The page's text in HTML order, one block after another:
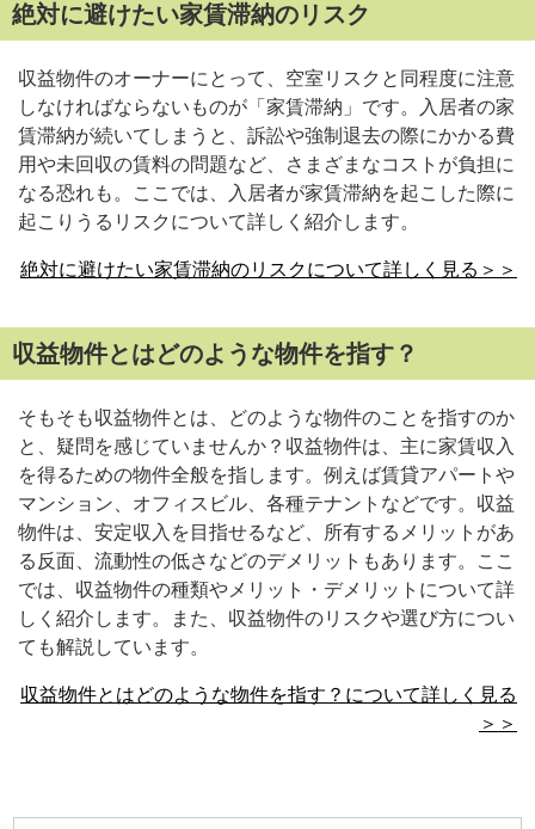
絶対に避けたい家賃滞納のリスク
収益物件のオーナーにとって、空室リスクと同程度に注意
しなければならないものが「家賃滞納」です。入居者の家
賃滞納が続いてしまうと、訴訟や強制退去の際にかかる費
用や未回収の賃料の問題など、さまざまなコストが負担に
なる恐れも。ここでは、入居者が家賃滞納を起こした際に
起こりうるリスクについて詳しく紹介します。
絶対に避けたい家賃滞納のリスクについて詳しく見る＞＞
収益物件とはどのような物件を指す？
そもそも収益物件とは、どのような物件のことを指すのか
と、疑問を感じていませんか？収益物件は、主に家賃収入
を得るための物件全般を指します。例えば賃貸アパートや
マンション、オフィスビル、各種テナントなどです。収益
物件は、安定収入を目指せるなど、所有するメリットがあ
る反面、流動性の低さなどのデメリットもあります。ここ
では、収益物件の種類やメリット・デメリットについて詳
しく紹介します。また、収益物件のリスクや選び方につい
ても解説しています。
収益物件とはどのような物件を指す？について詳しく見る
＞＞